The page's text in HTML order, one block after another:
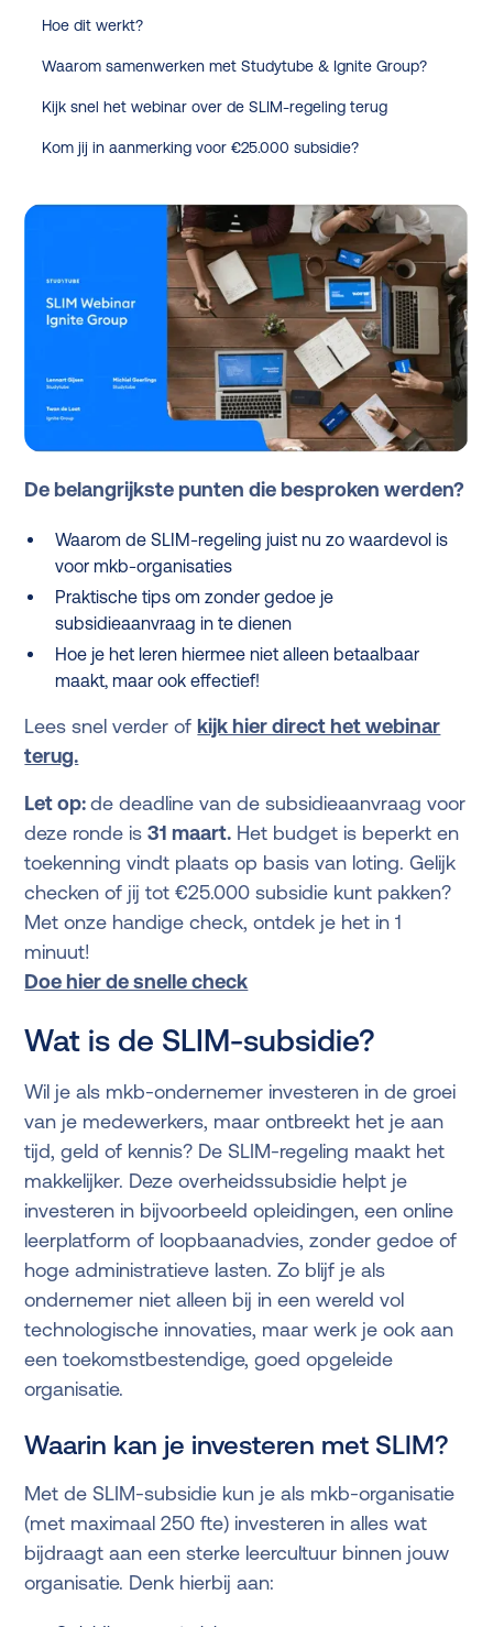
De belangrijkste punten die besproken werden?
Waarom de SLIM-regeling juist nu zo waardevol is
voor mkb-organisaties
Praktische tips om zonder gedoe je
subsidieaanvraag in te dienen
Hoe je het leren hiermee niet alleen betaalbaar
maakt, maar ook effectief!
Lees snel verder of kijk hier direct het webinar
terug.
Let op:de deadline van de subsidieaanvraag voor
deze ronde is31 maart. Het budget is beperkt en
toekenning vindt plaats op basis van loting. Gelijk
checken of jij tot €25.000 subsidie kunt pakken?
Met onze handige check, ontdek je het in 1
minuut!
Doe hier de snelle check
Wat is de SLIM-subsidie?
Wil je als mkb-ondernemer investeren in de groei
van je medewerkers, maar ontbreekt het je aan
tijd, geld of kennis? De SLIM-regeling maakt het
makkelijker. Deze overheidssubsidie helpt je
investeren in bijvoorbeeld opleidingen, een online
leerplatform of loopbaanadvies, zonder gedoe of
hoge administratieve lasten. Zo blijf je als
ondernemer niet alleen bij in een wereld vol
technologische innovaties, maar werk je ook aan
een toekomstbestendige, goed opgeleide
organisatie.
Waarin kan je investeren met SLIM?
Met de SLIM-subsidie kun je als mkb-organisatie
(met maximaal 250 fte) investeren in alles wat
bijdraagt aan een sterke leercultuur binnen jouw
organisatie. Denk hierbij aan:
Hoe dit werkt?
Waarom samenwerken met Studytube & Ignite Group?
Kijk snel het webinar over de SLIM-regeling terug
Kom jij in aanmerking voor €25.000 subsidie?